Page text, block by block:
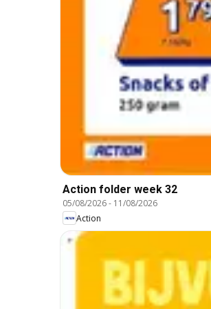
Action folder week 32
05/08/2026- 11/08/2026
Action